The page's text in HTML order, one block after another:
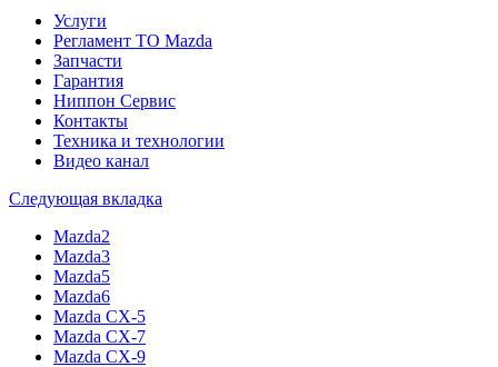
Услуги
Регламент ТО Mazda
Запчасти
Гарантия
Ниппон Сервис
Контакты
Техника и технологии
Видео канал
Следующая вкладка
Mazda2
Mazda3
Mazda5
Mazda6
Mazda CX-5
Mazda CX-7
Mazda CX-9